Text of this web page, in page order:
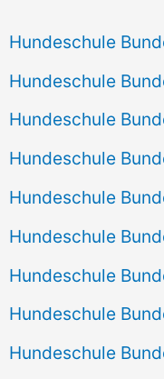
Hundeschule
Hundeschule
Hundeschule
Hundeschule
Hundeschule
Hundeschule
Hundeschule
Hundeschule
Hundeschule